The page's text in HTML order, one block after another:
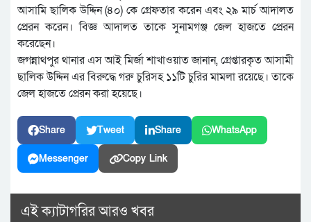
আসামি ছালিক উদ্দিন (৪০) কে গ্রেফতার করেন এবং ২৯ মার্চ আদালত
প্রেরন করেন। বিজ্ঞ আদালত তাকে সুনামগঞ্জ জেল হাজতে প্রেরন
করেছেন।
জগন্নাথপুর থানার এস আই মির্জা শাখাওয়াত জানান, গ্রেপ্তারকৃত আসামী
ছালিক উদ্দিন এর বিরুদ্ধে গরু চুরিসহ ১১টি চুরির মামলা রয়েছে। তাকে
জেল হাজতে প্রেরন করা হয়েছে।
Share Tweet Share WhatsApp
Messenger Copy Link
এই ক্যাটাগরির আরও খবর